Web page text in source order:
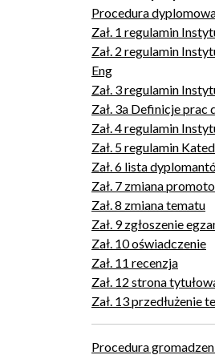
Procedura
Zał. 1 regulamin
Zał. 2 regulamin
Eng
Zał. 3 regulamin
Zał. 3a Definicje prac
Zał. 4 regulamin
Zał. 5 regulamin
Zał. 6 lista
Zał. 7 zmiana
Zał. 8 zmiana tematu
Zał. 9 zgłoszenie
Zał. 10 oświadczenie
Zał. 11 recenzja
Zał. 12 strona
Zał. 13 przedłużenie
Procedura